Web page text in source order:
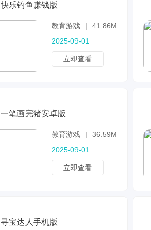
快乐钓鱼赚钱版
教育游戏 |
41.86MB
2025-09-01
立即查看
一笔画完猪安卓版
教育游戏 |
36.59MB
2025-09-01
立即查看
寻宝达人手机版